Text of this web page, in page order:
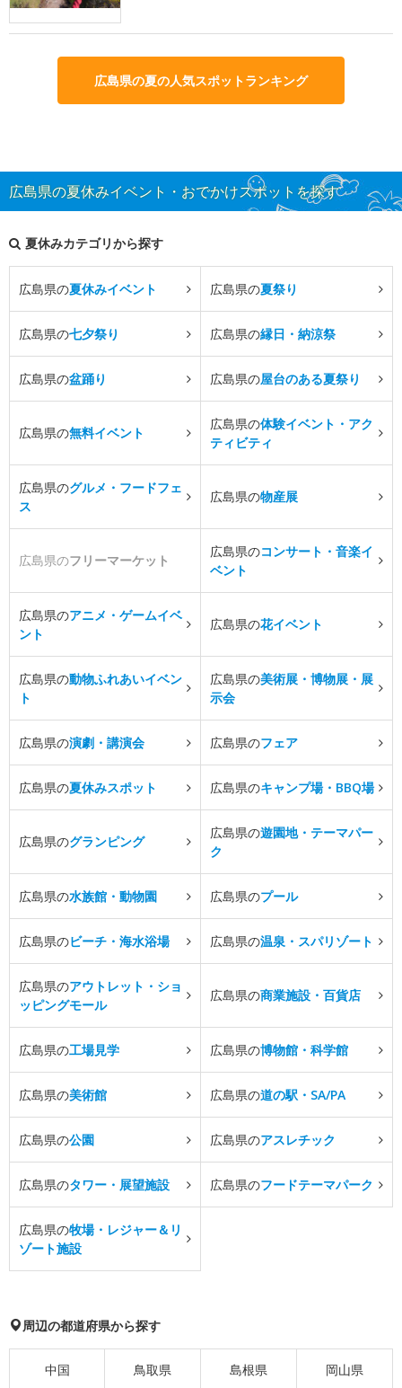
広島県の夏の人気スポットランキング
広島県の夏休みイベント・おでかけスポットを探す
夏休みカテゴリから探す
広島県の夏休みイベント 広島県の夏祭り
広島県の七夕祭り 広島県の縁日・納涼祭
広島県の盆踊り 広島県の屋台のある夏祭り
広島県の無料イベント
広島県の体験イベント・アク
ティビティ
広島県のグルメ・フードフェ
ス
広島県の物産展
広島県のフリーマーケット
広島県のコンサート・音楽イ
ベント
広島県のアニメ・ゲームイベ
ント
広島県の花イベント
広島県の動物ふれあいイベン
ト
広島県の美術展・博物展・展
示会
広島県の演劇・講演会 広島県のフェア
広島県の夏休みスポット 広島県のキャンプ場・BBQ場
広島県のグランピング
広島県の遊園地・テーマパー
ク
広島県の水族館・動物園 広島県のプール
広島県のビーチ・海水浴場 広島県の温泉・スパリゾート
広島県のアウトレット・ショ
ッピングモール
広島県の商業施設・百貨店
広島県の工場見学 広島県の博物館・科学館
広島県の美術館 広島県の道の駅・SA/PA
広島県の公園 広島県のアスレチック
広島県のタワー・展望施設 広島県のフードテーマパーク
広島県の牧場・レジャー＆リ
ゾート施設
周辺の都道府県から探す
中国 鳥取県 島根県 岡山県